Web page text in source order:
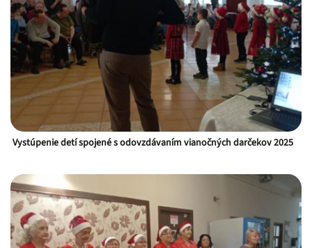
Vystúpenie detí spojené s odovzdávaním vianočných darčekov 2025